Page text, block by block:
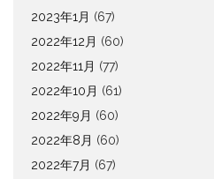
2023年1月 (67)
2022年12月 (60)
2022年11月 (77)
2022年10月 (61)
2022年9月 (60)
2022年8月 (60)
2022年7月 (67)